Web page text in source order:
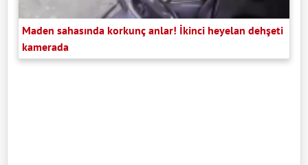
Maden sahasında korkunç anlar! İkinci heyelan dehşeti
kamerada